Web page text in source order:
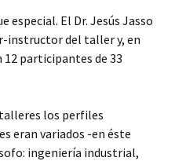
especial. El Dr. Jesús Jasso
instructor del taller y, en
participantes de 33
los perfiles
eran variados -en éste
ingeniería industrial,